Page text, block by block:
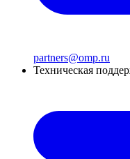
partners@omp.ru
Техническая